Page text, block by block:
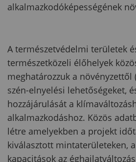
alkalmazkodóképességének
A természetvédelmi területek
természetközeli élőhelyek
meghatározzuk a
szén-elnyelési lehetőségeket,
hozzájárulását a
alkalmazkodáshoz. Közös
létre amelyekben a projekt
kiválasztott mintaterületeken,
kapacitások az